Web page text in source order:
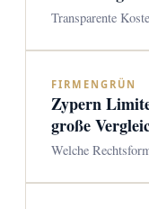
Transparente
FIRMENGRÜN
Zypern
große
Welche